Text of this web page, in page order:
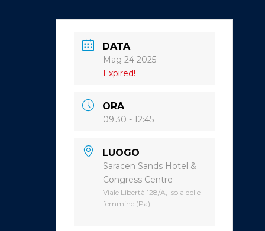
DATA
Mag 24 2025
Expired!
ORA
09:30 - 12:45
LUOGO
Saracen Sands Hotel &
Congress Centre
Viale Libertà 128/A, Isola delle
femmine (Pa)